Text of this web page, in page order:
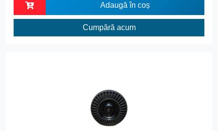
Adaugă în coș
Cumpără acum